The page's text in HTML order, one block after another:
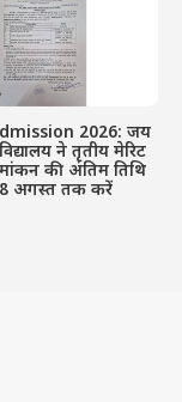
2026: जय
ने तृतीय मेरिट
की अंतिम तिथि
अगस्त तक करें